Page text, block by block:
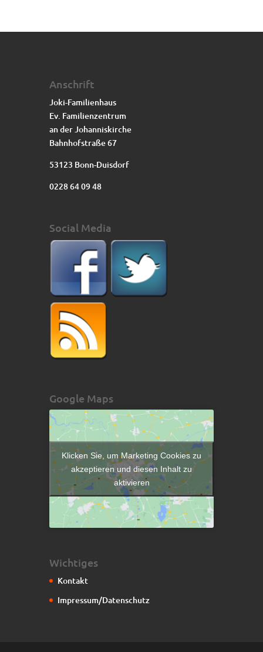
Anschrift
Joki-Familienhaus
Ev. Familienzentrum
an der Johanniskirche
Bahnhofstraße 67
53123 Bonn-Duisdorf
0228 64 09 48
Social Media
Google Maps
Klicken Sie, um Marketing Cookies zu
akzeptieren und diesen Inhalt zu
aktivieren
Wichtiges
Kontakt
Impressum/Datenschutz